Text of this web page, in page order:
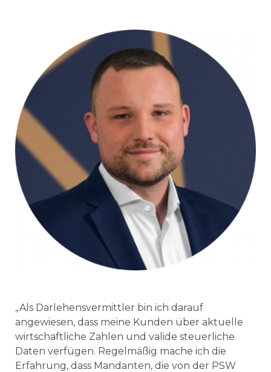
„Als Darlehensvermittler bin ich darauf
angewiesen, dass meine Kunden über aktuelle
wirtschaftliche Zahlen und valide steuerliche
Daten verfügen. Regelmäßig mache ich die
Erfahrung, dass Mandanten, die von der PSW